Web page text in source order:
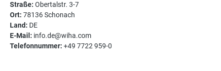
Straße: Obertalstr. 3-7
Ort: 78136 Schonach
Land: DE
E-Mail: info.de@wiha.com
Telefonnummer: +49 7722 959-0